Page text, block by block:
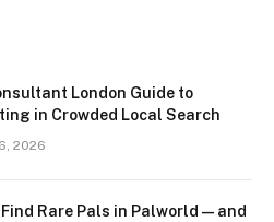
London Guide to
in Crowded Local Search
2026
Find Rare Pals in Palworld — and